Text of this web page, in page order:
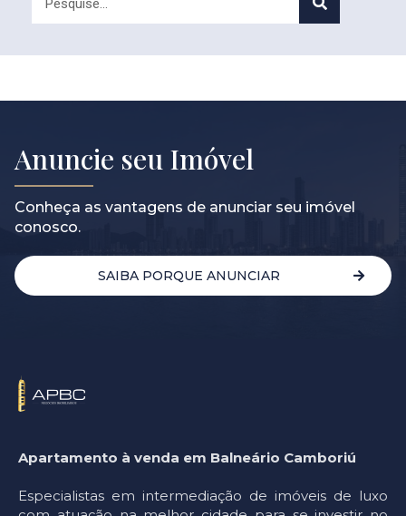
Anuncie seu Imóvel
Conheça as vantagens de anunciar seu imóvel
conosco.
SAIBA PORQUE ANUNCIAR
Apartamento à venda em Balneário Camboriú
Especialistas em intermediação de imóveis de luxo